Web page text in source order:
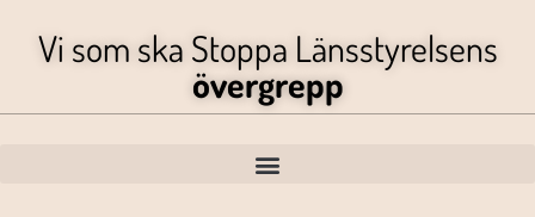
Vi som ska Stoppa Länsstyrelsens
övergrepp